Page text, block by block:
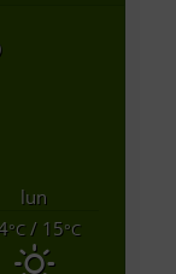
lun
°C / 15°C